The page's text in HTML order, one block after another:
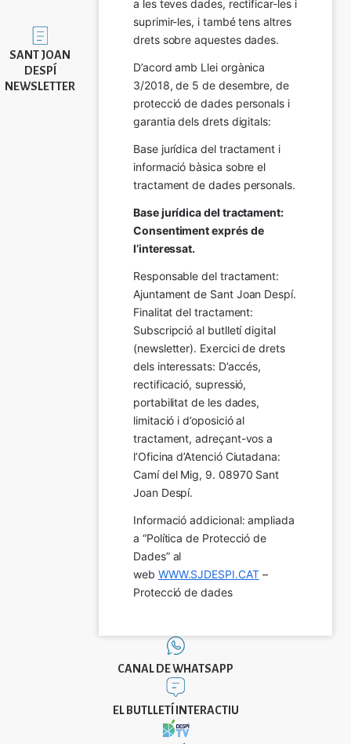
Imatge
SANT JOAN
DESPÍ
NEWSLETTER
a les teves dades, rectificar-les i
suprimir-les, i també tens altres
drets sobre aquestes dades.
D’acord amb Llei orgànica
3/2018, de 5 de desembre, de
protecció de dades personals i
garantia dels drets digitals:
Base jurídica del tractament i
informació bàsica sobre el
tractament de dades personals.
Base jurídica del tractament:
Consentiment exprés de
l’interessat.
Responsable del tractament:
Ajuntament de Sant Joan Despí.
Finalitat del tractament:
Subscripció al butlletí digital
(newsletter). Exercici de drets
dels interessats: D’accés,
rectificació, supressió,
portabilitat de les dades,
limitació i d’oposició al
tractament, adreçant-vos a
l’Oficina d’Atenció Ciutadana:
Camí del Mig, 9. 08970 Sant
Joan Despí.
Informació addicional: ampliada
a “Política de Protecció de
Dades” al
web WWW.SJDESPI.CAT –
Protecció de dades
CANAL DE WHATSAPP
EL BUTLLETÍ INTERACTIU